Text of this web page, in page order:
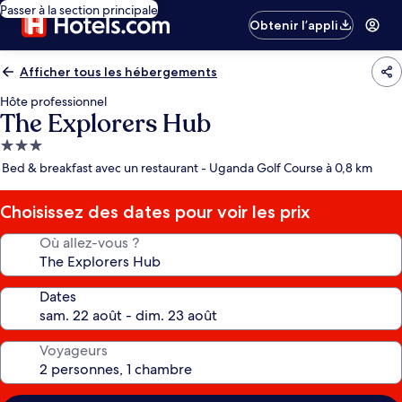
Passer à la section principale
Obtenir l’appli
Afficher tous les hébergements
Hôte professionnel
The Explorers Hub
Hébergement
3.0 étoiles
Bed & breakfast avec un restaurant - Uganda Golf Course à 0,8 km
Choisissez des dates pour voir les prix
Où allez-vous ?
Dates
Voyageurs